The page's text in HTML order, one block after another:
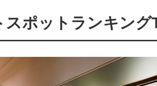
ポットランキング